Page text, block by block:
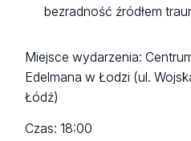
bezradność źródłem
Miejsce wydarzenia:
Edelmana w Łodzi (ul.
Łódź)
Czas: 18:00